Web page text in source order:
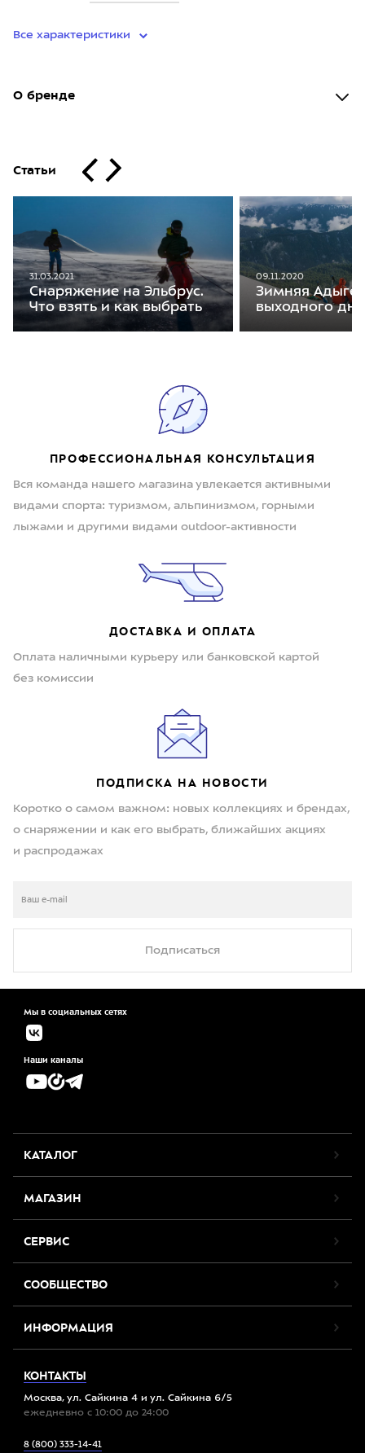
Все характеристики
О бренде
Статьи
31.03.2021
Снаряжение на Эльбрус.
Что взять и как выбрать
09.11.2020
Зимняя
выходного дня
ПРОФЕССИОНАЛЬНАЯ КОНСУЛЬТАЦИЯ
Вся команда нашего магазина увлекается активными
видами спорта: туризмом, альпинизмом, горными
лыжами и другими видами outdoor-активности
ДОСТАВКА И ОПЛАТА
Оплата наличными курьеру или банковской картой
без комиссии
ПОДПИСКА НА НОВОСТИ
Коротко о самом важном: новых коллекциях и брендах,
о снаряжении и как его выбрать, ближайших акциях
и распродажах
Подписаться
Мы в социальных сетях
Наши каналы
КАТАЛОГ
МАГАЗИН
СЕРВИС
СООБЩЕСТВО
ИНФОРМАЦИЯ
КОНТАКТЫ
Москва, ул. Сайкина 4 и ул. Сайкина 6/5
ежедневно с 10:00 до 24:00
8 (800) 333-14-41